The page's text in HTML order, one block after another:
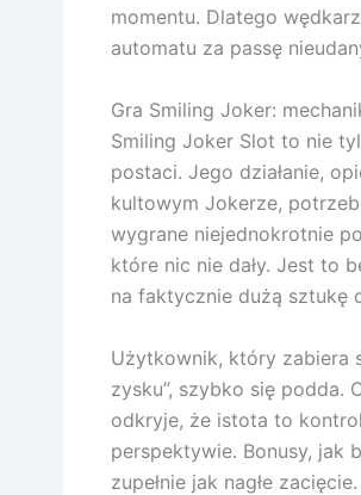
momentu. Dlatego
automatu za passę
Gra Smiling Joker:
Smiling Joker Slot to nie
postaci. Jego działanie,
kultowym Jokerze,
wygrane niejednokrotnie
które nic nie dały. Jest to
na faktycznie dużą sztukę
Użytkownik, który zabiera
zysku”, szybko się podda.
odkryje, że istota to
perspektywie. Bonusy, jak
zupełnie jak nagłe